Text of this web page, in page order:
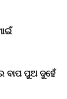
ବାପ ପୁଅ ଦୁହେଁ